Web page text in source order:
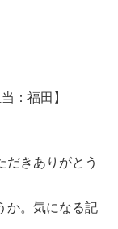
：福田】
きありがとう
か。気になる記